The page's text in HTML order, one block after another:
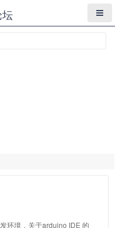
环境，关于arduino IDE 的